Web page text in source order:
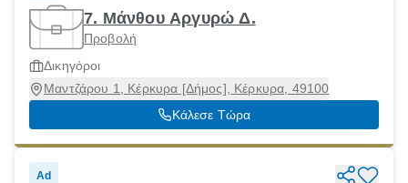
7. Μάνθου Αργυρώ Δ.
Προβολή
Δικηγόροι
Μαντζάρου 1, Κέρκυρα [Δήμος], Κέρκυρα, 49100
Κάλεσε Τώρα
Ad